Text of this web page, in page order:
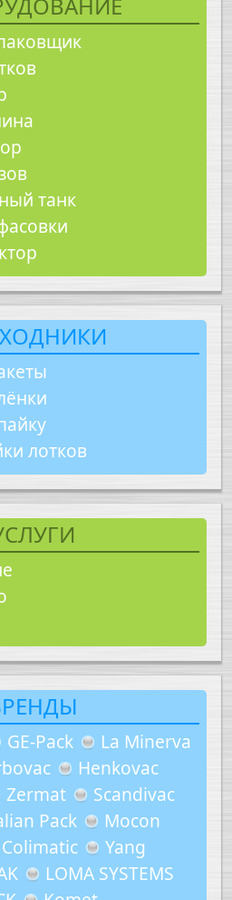
танк
лотков
GE-Pack
La Minerva
Henkovac
Zermat
Scandivac
Pack
Mocon
Colimatic
Yang
LOMA SYSTEMS